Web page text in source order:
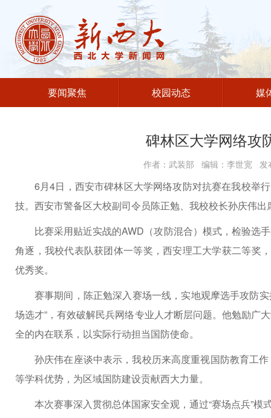
要闻聚焦 校园动态 媒
碑林区大学网络攻
作者：武装部 编辑：李世宽
6月4日，西安市碑林区大学网络攻防对抗赛在我校举
技。西安市警备区大校副司令员陈正勉、我校校长孙庆伟出
比赛采用贴近实战的AWD（攻防混合）模式，检验选
角逐，我校代表队获团体一等奖，西安理工大学获二等奖
优秀奖。
赛事期间，陈正勉深入赛场一线，实地观摩选手攻防
场选才”，有效破解民兵网络专业人才断层问题。他勉励广
全的内在联系，以实际行动担当国防使命。
孙庆伟在座谈中表示，我校历来高度重视国防教育工
等学科优势，为区域国防建设贡献西大力量。
本次赛事深入贯彻总体国家安全观，通过“赛场点兵”